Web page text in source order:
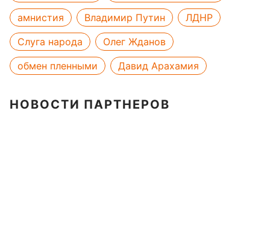
амнистия
Владимир Путин
ЛДНР
Слуга народа
Олег Жданов
обмен пленными
Давид Арахамия
НОВОСТИ ПАРТНЕРОВ